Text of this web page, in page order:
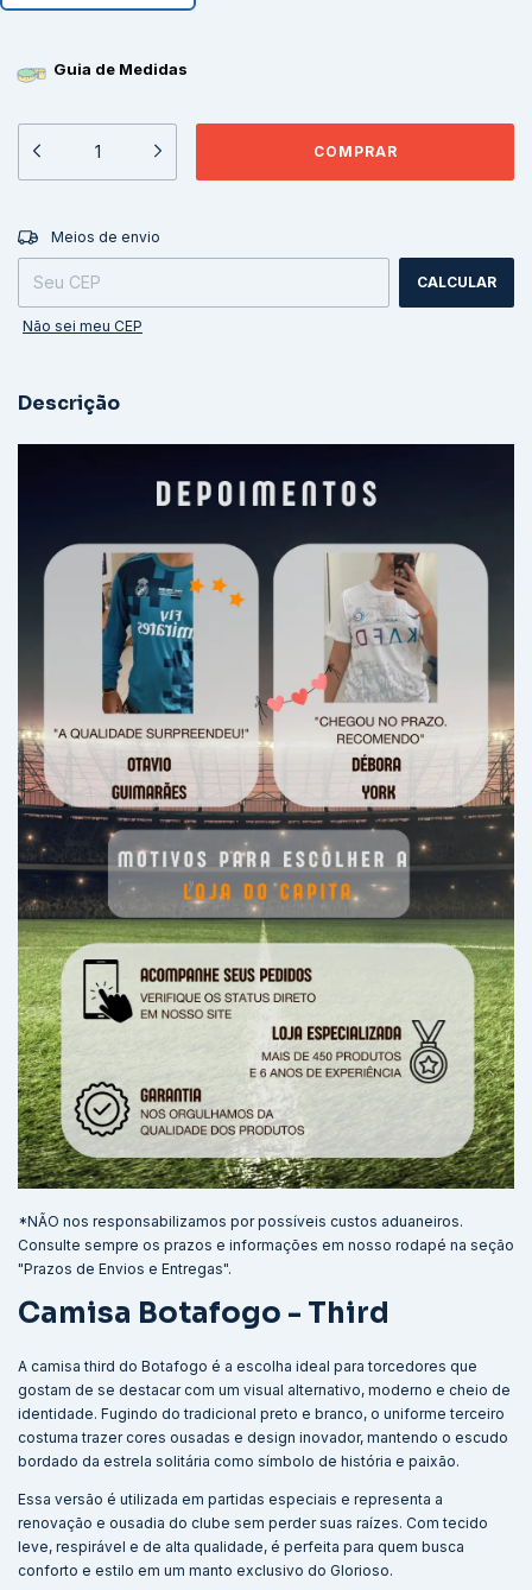
Guia de Medidas
Entregas para o CEP:
Meios de envio
CALCULAR
Não sei meu CEP
Descrição
*NÃO nos responsabilizamos por possíveis custos aduaneiros.
Consulte sempre os prazos e informações em nosso rodapé na seção
"Prazos de Envios e Entregas".
Camisa Botafogo - Third
A camisa third do Botafogo é a escolha ideal para torcedores que
gostam de se destacar com um visual alternativo, moderno e cheio de
identidade. Fugindo do tradicional preto e branco, o uniforme terceiro
costuma trazer cores ousadas e design inovador, mantendo o escudo
bordado da estrela solitária como símbolo de história e paixão.
Essa versão é utilizada em partidas especiais e representa a
renovação e ousadia do clube sem perder suas raízes. Com tecido
leve, respirável e de alta qualidade, é perfeita para quem busca
conforto e estilo em um manto exclusivo do Glorioso.